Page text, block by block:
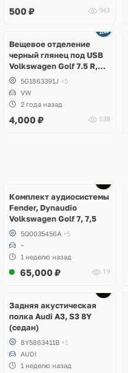
500 ₽ 943
Вещевое отделение
черный глянец под USB
Volkswagen Golf 7.5 R,
GTI5G1863391J +5
VW
2 года назад
4,000 ₽ 538
Комплект аудиосистемы
Fender, Dynaudio
Volkswagen Golf 7, 7,5
5Q0035456A +5
~
1 неделю назад
65,000 ₽ 19
Задняя акустическая
полка Audi A3, S3 8Y
(седан)
8Y5863411B +1
AUDI
1 неделю назад